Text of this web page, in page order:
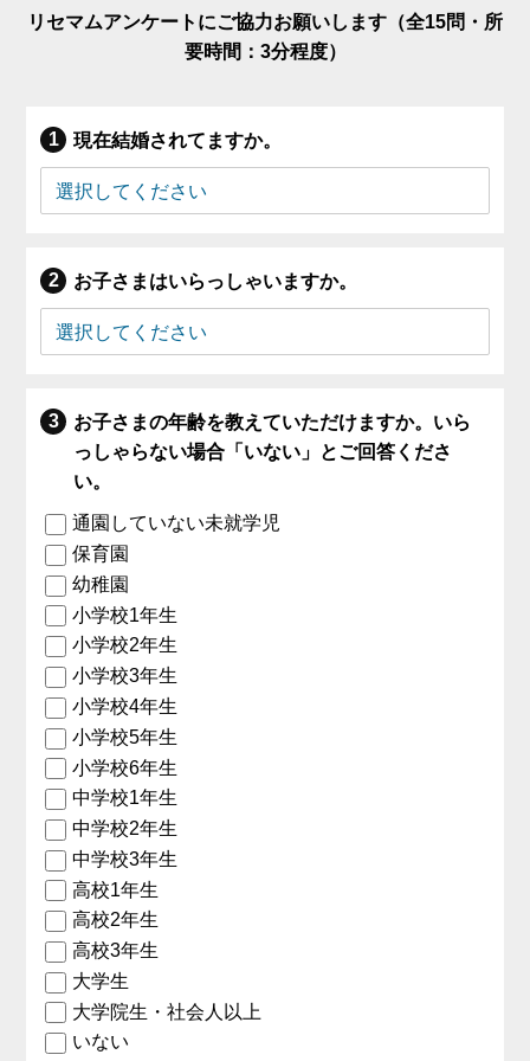
リセマムアンケートにご協力お願いします（全15問・所
要時間：3分程度）
現在結婚されてますか。
お子さまはいらっしゃいますか。
お子さまの年齢を教えていただけますか。いら
っしゃらない場合「いない」とご回答くださ
い。
通園していない未就学児
保育園
幼稚園
小学校1年生
小学校2年生
小学校3年生
小学校4年生
小学校5年生
小学校6年生
中学校1年生
中学校2年生
中学校3年生
高校1年生
高校2年生
高校3年生
大学生
大学院生・社会人以上
いない